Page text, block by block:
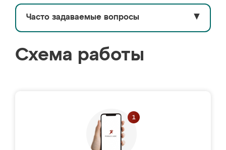
Часто задаваемые вопросы ▼
Схема работы